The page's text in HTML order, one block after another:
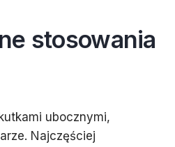
stosowania
ubocznymi,
Najczęściej